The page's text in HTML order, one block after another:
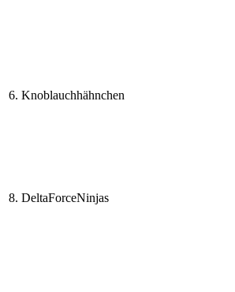
6. Knoblauchhähnchen
8. DeltaForceNinjas